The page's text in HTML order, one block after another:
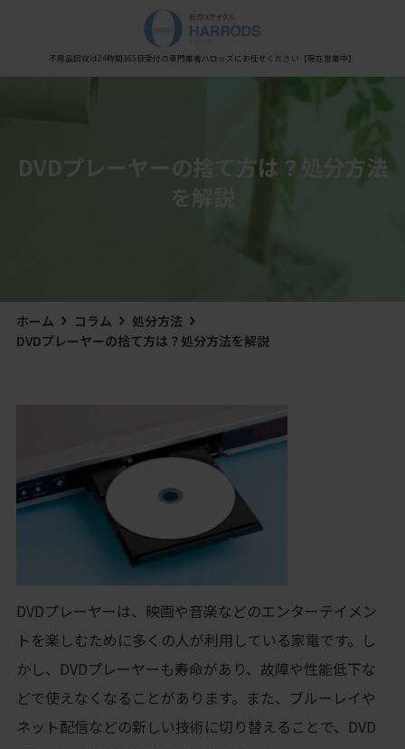
不用品回収は24時間365日受付の専門業者ハロッズにお任せください 【現在営業中】
/home/xs0909/kaisyu-fuyouhin.com/public_html/wp-content/themes/hestia/inc/views/blog/class-
DVDプレーヤーの捨て方は？処分方法
を解説
ホーム コラム
処分方法
DVDプレーヤーの捨て方は？処分方法を解説
DVDプレーヤーは、映画や音楽などのエンターテイメン
トを楽しむために多くの人が利用している家電です。し
かし、DVDプレーヤーも寿命があり、故障や性能低下な
どで使えなくなることがあります。また、ブルーレイや
ネット配信などの新しい技術に切り替えることで、DVD